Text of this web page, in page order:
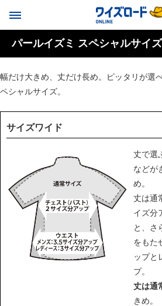
パールイズミ スペシャルサイズ
幅だけ大きめ、丈だけ長め。ピッタリが選
ペシャルサイズ。
サイズワイド
丈で選
などが
め。
丈は通
イズ分
と、さ
をもた
ップと
プ。
丈は通
きめ。